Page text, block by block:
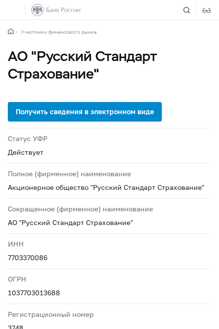
Участники финансового рынка
АО "Русский Стандарт
Страхование"
Статус УФР
Действует
Полное (фирменное) наименование
Акционерное общество "Русский Стандарт Страхование"
Сокращенное (фирменное) наименование
АО "Русский Стандарт Страхование"
ИНН
7703370086
ОГРН
1037703013688
Регистрационный номер